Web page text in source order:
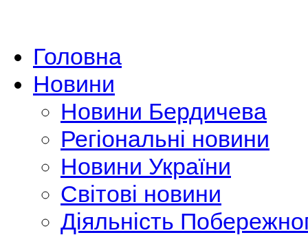
Головна
Новини
Новини Бердичева
Регіональні новини
Новини України
Світові новини
Діяльність